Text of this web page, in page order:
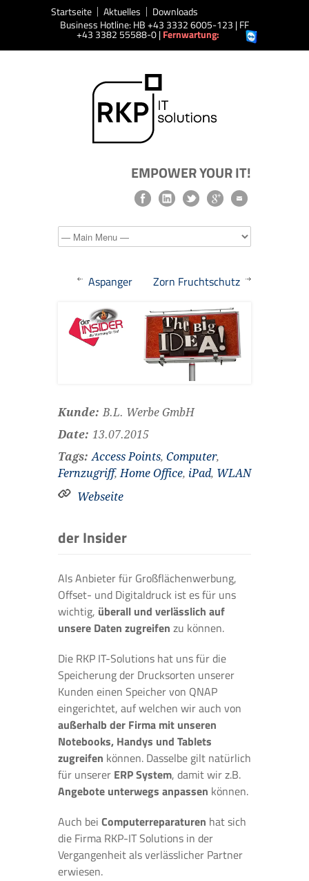
Startseite Aktuelles
Downloads
Business Hotline: HB +43 3332 6005-123 | FF
+43 3382 55588-0 |Fernwartung:
EMPOWER YOUR IT!
Aspanger Zorn Fruchtschutz
Kunde: B.L. Werbe GmbH
Date: 13.07.2015
Tags: Access Points, Computer,
Fernzugriff, Home Office, iPad, WLAN
Webseite
der Insider
Als Anbieter für Großflächenwerbung,
Offset- und Digitaldruck ist es für uns
wichtig, überall und verlässlich auf
unsere Daten zugreifen zu können.
Die RKP IT-Solutions hat uns für die
Speicherung der Drucksorten unserer
Kunden einen Speicher von QNAP
eingerichtet, auf welchen wir auch von
außerhalb der Firma mit unseren
Notebooks, Handys und Tablets
zugreifen können. Dasselbe gilt natürlich
für unserer ERP System, damit wir z.B.
Angebote unterwegs anpassen können.
Auch bei Computerreparaturen hat sich
die Firma RKP-IT Solutions in der
Vergangenheit als verlässlicher Partner
erwiesen.